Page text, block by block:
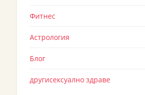
Фитнес
Астрология
Блог
другисексуално здраве